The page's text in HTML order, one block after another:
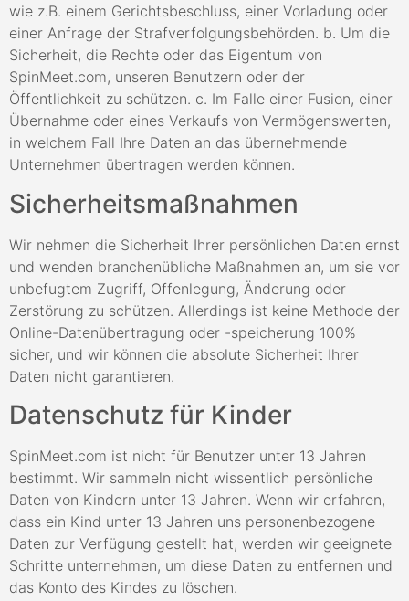
wie z.B. einem Gerichtsbeschluss, einer Vorladung oder
einer Anfrage der Strafverfolgungsbehörden. b. Um die
Sicherheit, die Rechte oder das Eigentum von
SpinMeet.com, unseren Benutzern oder der
Öffentlichkeit zu schützen. c. Im Falle einer Fusion, einer
Übernahme oder eines Verkaufs von Vermögenswerten,
in welchem Fall Ihre Daten an das übernehmende
Unternehmen übertragen werden können.
Sicherheitsmaßnahmen
Wir nehmen die Sicherheit Ihrer persönlichen Daten ernst
und wenden branchenübliche Maßnahmen an, um sie vor
unbefugtem Zugriff, Offenlegung, Änderung oder
Zerstörung zu schützen. Allerdings ist keine Methode der
Online-Datenübertragung oder -speicherung 100%
sicher, und wir können die absolute Sicherheit Ihrer
Daten nicht garantieren.
Datenschutz für Kinder
SpinMeet.com ist nicht für Benutzer unter 13 Jahren
bestimmt. Wir sammeln nicht wissentlich persönliche
Daten von Kindern unter 13 Jahren. Wenn wir erfahren,
dass ein Kind unter 13 Jahren uns personenbezogene
Daten zur Verfügung gestellt hat, werden wir geeignete
Schritte unternehmen, um diese Daten zu entfernen und
das Konto des Kindes zu löschen.